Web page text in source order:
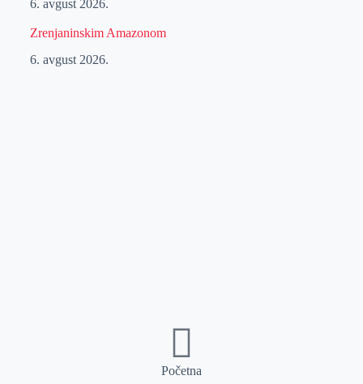
6. avgust 2026.
Zrenjaninskim Amazonom
6. avgust 2026.
Početna